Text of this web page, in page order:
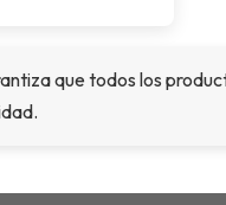
que todos los